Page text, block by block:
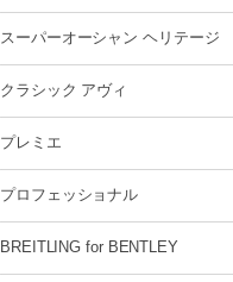
スーパーオーシャン ヘリテージ
クラシック アヴィ
プレミエ
プロフェッショナル
BREITLING for BENTLEY